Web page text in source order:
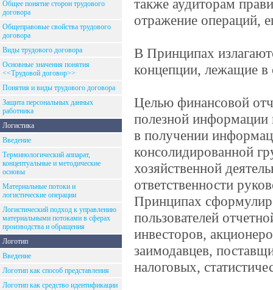
Общее понятие сторон трудового
договора
Общеправовые свойства трудового
договора
Виды трудового договора
Основные значения понятия
<<Трудовой договор>>
Понятия и виды трудового договора
Защита персональных данных
работника
Логистика
Введение
Терминологический аппарат,
концептуальные и методические
основы
Материальные потоки и
логистические операции
Логистический подход к управлению
материальными потоками в сферах
производства и обращения
Логотип
Введение
Логотип как способ представления
Логотип как средство идентификации
также аудиторам
отражение операций,
В Принципах
концепции, лежащие в
Целью финансовой
полезной информации
в получении
консолидированной
хозяйственной
ответственности
Принципах
пользователей
инвесторов,
заимодавцев,
налоговых,